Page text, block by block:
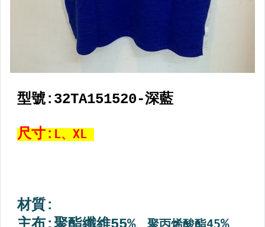
【棒壘】棒球用木棒
【棒壘】棒球用鋁棒
【棒壘】打擊守備手套
【棒壘】棒球釘鞋類
【棒壘】球類